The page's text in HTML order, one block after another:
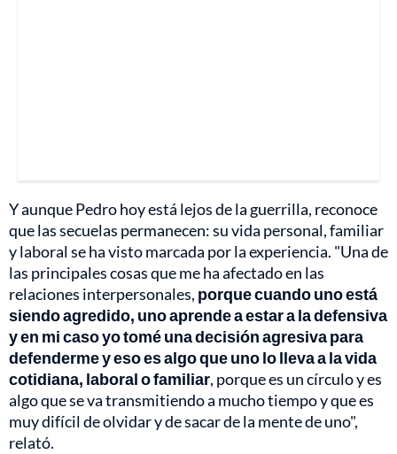
Y aunque Pedro hoy está lejos de la guerrilla, reconoce
que las secuelas permanecen: su vida personal, familiar
y laboral se ha visto marcada por la experiencia. "Una de
las principales cosas que me ha afectado en las
relaciones interpersonales, porque cuando uno está
siendo agredido, uno aprende a estar a la defensiva
y en mi caso yo tomé una decisión agresiva para
defenderme y eso es algo que uno lo lleva a la vida
cotidiana, laboral o familiar, porque es un círculo y es
algo que se va transmitiendo a mucho tiempo y que es
muy difícil de olvidar y de sacar de la mente de uno",
relató.